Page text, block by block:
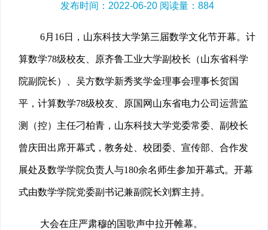
发布时间：2022-06-20 阅读量： 884
6月16日，山东科技大学第三届数学文化节开幕。计
算数学78级校友、原齐鲁工业大学副校长（山东省科学
院副院长）、吴方数学新秀奖学金理事会理事长贺国
平，计算数学78级校友、原国网山东省电力公司运营监
测（控）主任刁柏青，山东科技大学党委常委、副校长
曾庆田出席开幕式，教务处、校团委、宣传部、合作发
展处及数学学院负责人与180余名师生参加开幕式。开幕
式由数学学院党委副书记兼副院长刘辉主持。
大会在庄严肃穆的国歌声中拉开帷幕。